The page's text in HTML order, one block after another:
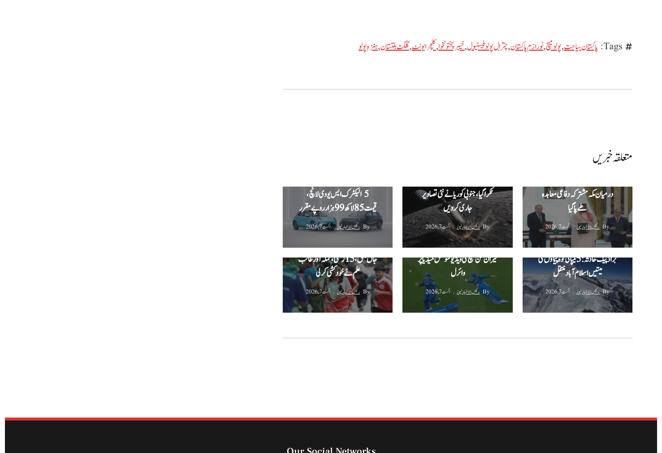
Tags: پاکستان سیاحت,پولو میچ,ٹورازم پاکستان,چترال پولو فیسٹیول,خیبرپختونخوا,کلچر ایونٹ,گلگت بلتستان,ہنزہ پولو
متعلقہ خبریں
درمیان مکہ مشترکہ دفاعی معاہدہ
طے پا گیا
By رئیس الاخبار نیوز اگست 7, 2026
ٹکرا گیا، جنوبی کوریا نے نئی تصاویر
جاری کر دیں
By رئیس الاخبار نیوز اگست 7, 2026
5 الیکٹرک ایس یو وی لانچ،
قیمت 85 لاکھ 99 ہزار روپے مقرر
By رئیس الاخبار نیوز اگست 7, 2026
براڈ پیک حادثہ: 5 نیپالی کوہ پیماؤں کی
میتیں اسلام آباد منتقل
By رئیس الاخبار نیوز اگست 7, 2026
دی ہنڈریڈ 2026: ول جیکس کے
حیران کن کیچ کی ویڈیو سوشل میڈیا پر
وائرل
By رئیس الاخبار نیوز اگست 7, 2026
تھائی لینڈ سکول فائرنگ میں 7 افراد
جاں بحق، 15 زخمی، حملہ آور طالب
علم نے خودکشی کر لی
By رئیس الاخبار نیوز اگست 7, 2026